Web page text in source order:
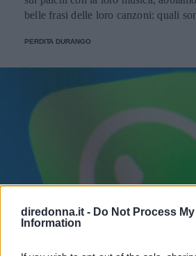
diredonna.it - Do Not Process
Information
belle frasi delle loro canzoni: quali
PERDITA DURANGO